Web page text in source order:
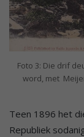
Foto 3: Die drif
word, met
Teen 1896 het
Republiek